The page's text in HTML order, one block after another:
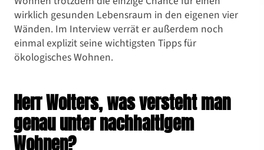
wirklich gesunden Lebensraum in den eigenen vier
Wänden. Im Interview verrät er außerdem noch
einmal explizit seine wichtigsten Tipps für
ökologisches Wohnen.
Herr Wolters, was versteht man
genau unter nachhaltigem
Wohnen?